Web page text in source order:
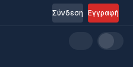
Εγγραφή
Σύνδεση